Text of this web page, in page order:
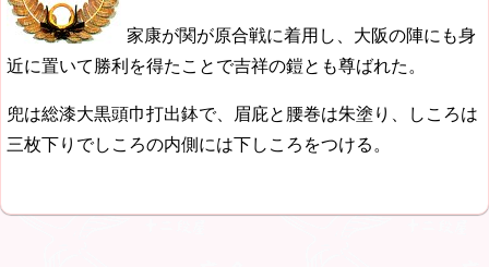
家康が関が原合戦に着用し、大阪の陣にも身
近に置いて勝利を得たことで吉祥の鎧とも尊ばれた。
兜は総漆大黒頭巾打出鉢で、眉庇と腰巻は朱塗り、しころは
三枚下りでしころの内側には下しころをつける。